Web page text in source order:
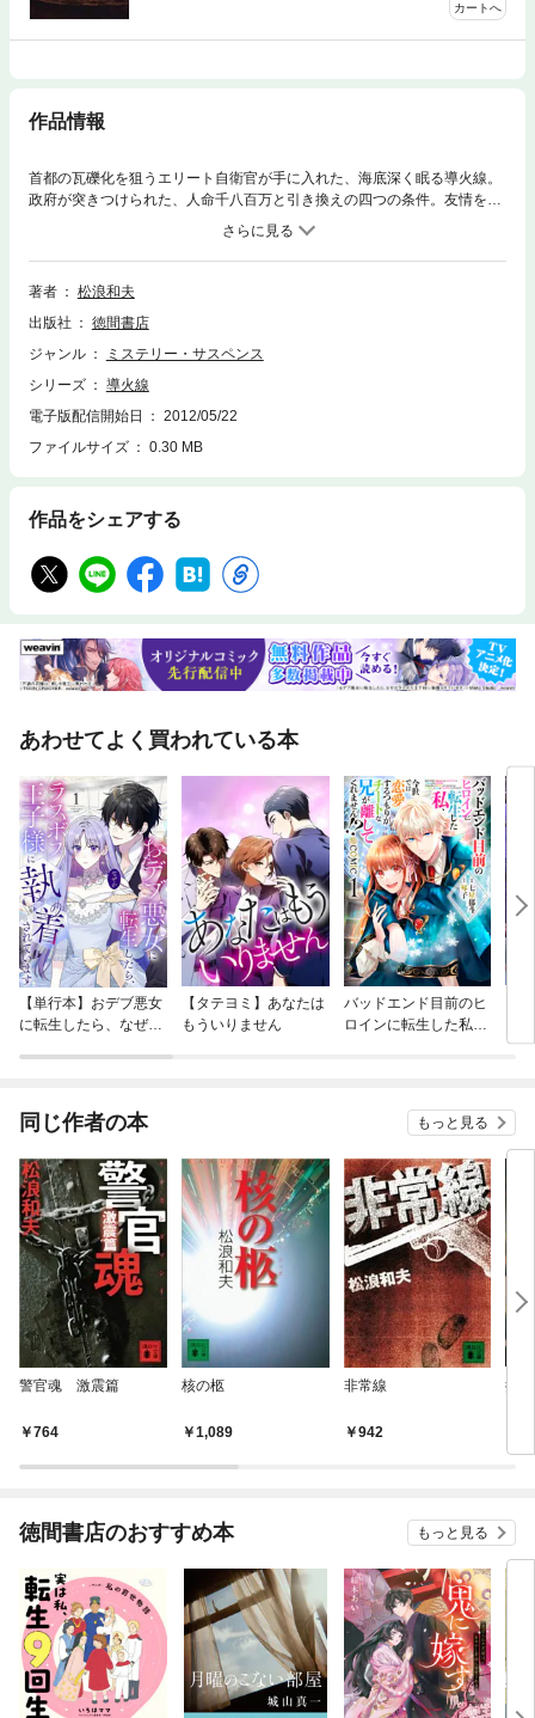
カートへ
作品情報
首都の瓦礫化を狙うエリート自衛官が手に入れた、海底深く眠る導火線。
政府が突きつけられた、人命千八百万と引き換えの四つの条件。友情を確
かめるべく、噴火活動中の孤島で死闘を繰り広げる特殊作戦群。彼らが夢
にまで見、手に入れようとしていたものとは、何だったのか?※巻末ページ
のリンク先にはジャンプ出来ませんのでご了承下さい。
著者
松浪和夫
出版社
徳間書店
ジャンル
ミステリー・サスペンス
シリーズ
導火線
電子版配信開始日
2012/05/22
ファイルサイズ
0.30 MB
作品をシェアする
あわせてよく買われている本
【単行本】おデブ悪女
に転生したら、なぜか
【タテヨミ】あなたは
もういりません
バッドエンド目前のヒ
ロインに転生した私、
同じ作者の本 もっと見る
警官魂 激震篇
764
核の柩
1,089
非常線
942
摘出
徳間書店のおすすめ本 もっと見る